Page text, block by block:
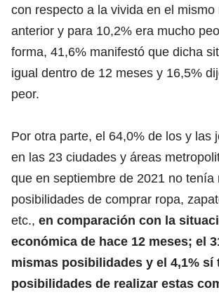
con respecto a la vivida en el mismo
anterior y para 10,2% era mucho
forma, 41,6% manifestó que dicha
igual dentro de 12 meses y 16,5%
peor.
Por otra parte, el 64,0% de los y las
en las 23 ciudades y áreas
que en septiembre de 2021 no tenía
posibilidades de comprar ropa,
etc., en comparación con la
económica de hace 12 meses; el
mismas posibilidades y el 4,1% sí
posibilidades de realizar estas